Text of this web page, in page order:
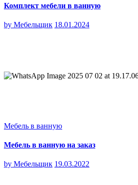
Комплект мебели в ванную
by Мебельщик 18.01.2024
Мебель в ванную
Мебель в ванную на заказ
by Мебельщик 19.03.2022